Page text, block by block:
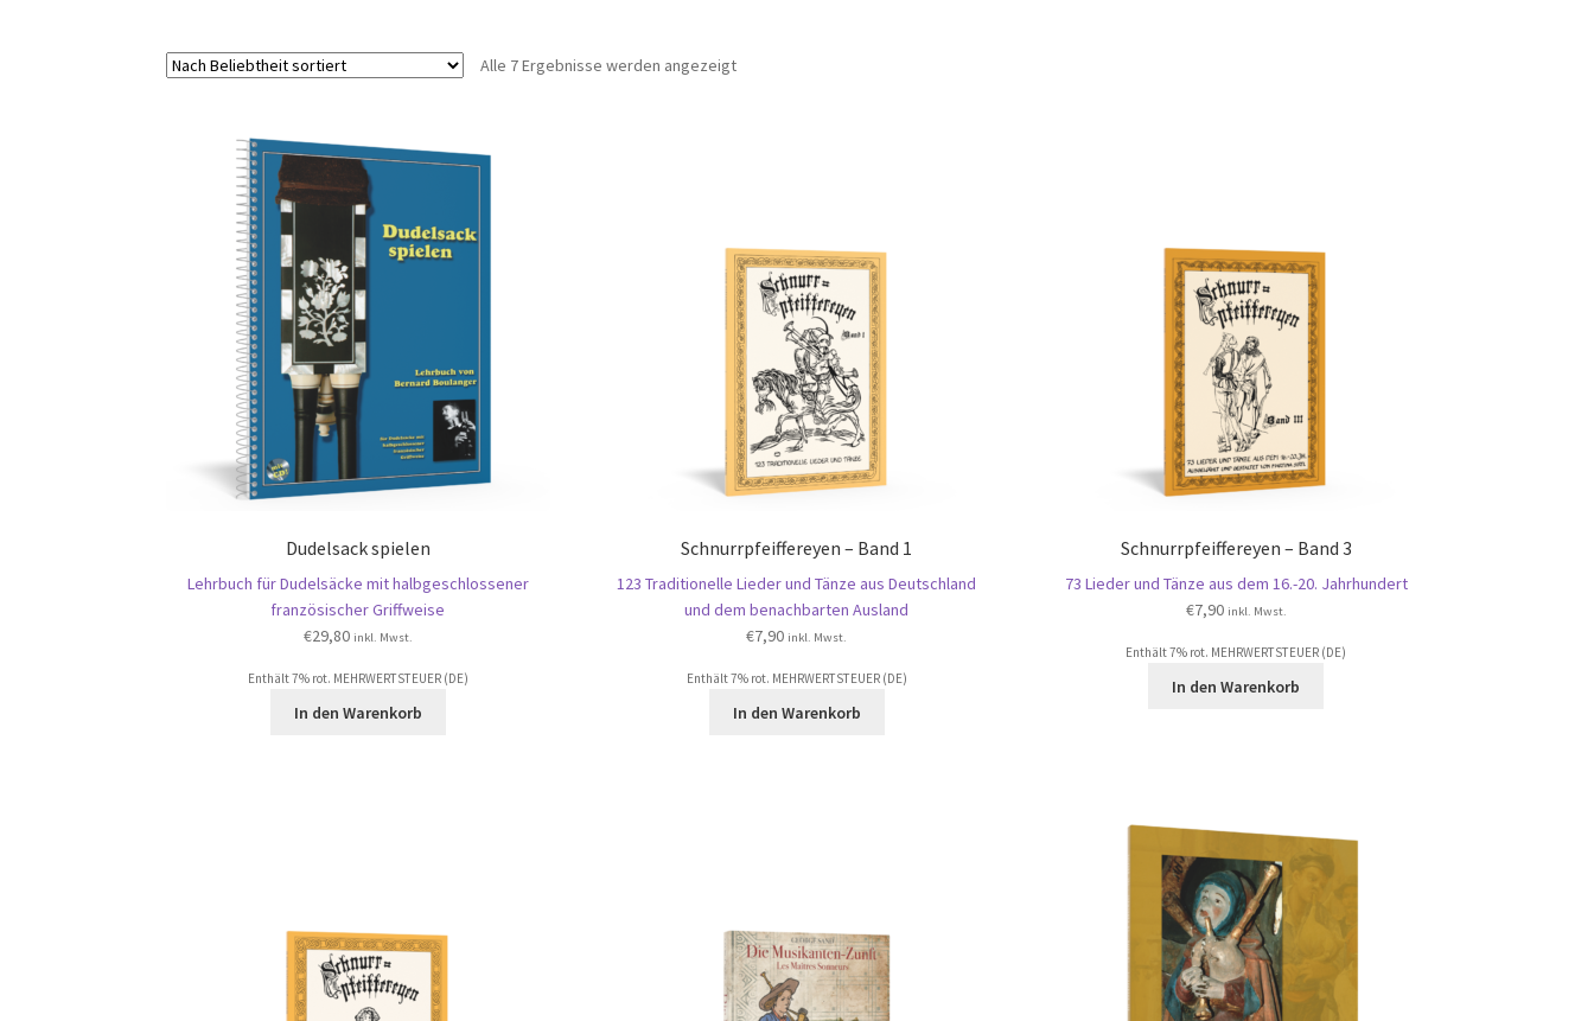
Alle 7 Ergebnisse werden angezeigtNach
Dudelsack spielen
Lehrbuch für Dudelsäcke mit halbgeschlossener
französischer Griffweise
€29,80 inkl. Mwst.
Enthält 7% rot. MEHRWERTSTEUER (DE)
In den Warenkorb
Schnurrpfeiffereyen – Band 1
123 Traditionelle Lieder und Tänze aus Deutschland
und dem benachbarten Ausland
€7,90 inkl. Mwst.
Enthält 7% rot. MEHRWERTSTEUER (DE)
In den Warenkorb
Schnurrpfeiffereyen – Band 3
73 Lieder und Tänze aus dem 16.-20. Jahrhundert
€7,90 inkl. Mwst.
Enthält 7% rot. MEHRWERTSTEUER (DE)
In den Warenkorb